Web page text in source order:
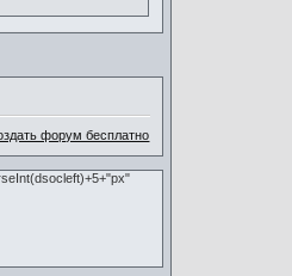
форум бесплатно